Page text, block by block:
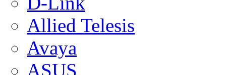
Allied Telesis
Avaya
ASUS